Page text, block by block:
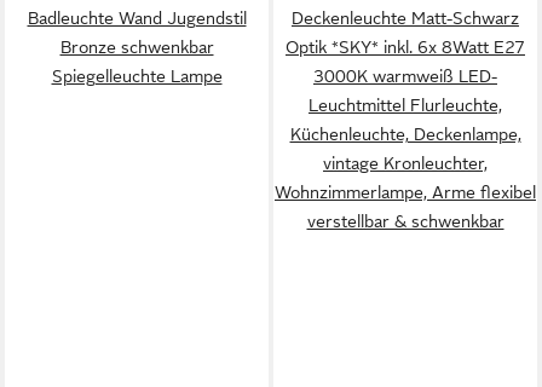
Badleuchte Wand Jugendstil
Bronze schwenkbar
Spiegelleuchte Lampe
Deckenleuchte Matt-Schwarz
Optik *SKY* inkl. 6x 8Watt E27
3000K warmweiß LED-
Leuchtmittel Flurleuchte,
Küchenleuchte, Deckenlampe,
vintage Kronleuchter,
Wohnzimmerlampe, Arme flexibel
verstellbar & schwenkbar